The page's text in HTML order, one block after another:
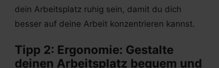
dein Arbeitsplatz ruhig sein, damit du dich
besser auf deine Arbeit konzentrieren kannst.
Tipp 2: Ergonomie: Gestalte
deinen Arbeitsplatz bequem und